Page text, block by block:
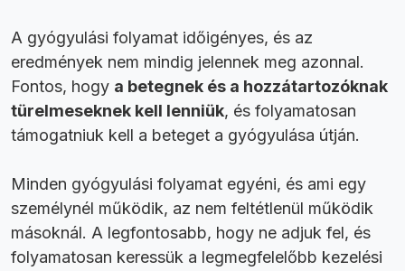
A gyógyulási folyamat időigényes, és az
eredmények nem mindig jelennek meg azonnal.
Fontos, hogy a betegnek és a hozzátartozóknak
türelmeseknek kell lenniük, és folyamatosan
támogatniuk kell a beteget a gyógyulása útján.
Minden gyógyulási folyamat egyéni, és ami egy
személynél működik, az nem feltétlenül működik
másoknál. A legfontosabb, hogy ne adjuk fel, és
folyamatosan keressük a legmegfelelőbb kezelési